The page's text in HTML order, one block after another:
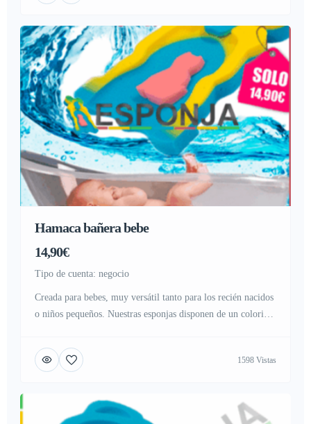
Hamaca bañera bebe
14,90€
tipo de cuenta: negocio
Creada para bebes, muy versátil tanto para los recién nacidos
o niños pequeños. Nuestras esponjas disponen de un colorido
atención en el momento del baño. Cuenta con varias
combinaciones elegidas al asar, con colores estimulantes,1598 Vistas